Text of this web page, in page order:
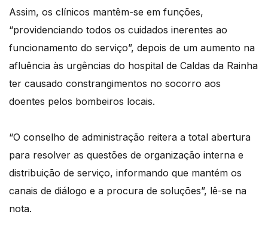
Assim, os clínicos mantêm-se em funções,
“providenciando todos os cuidados inerentes ao
funcionamento do serviço”, depois de um aumento na
afluência às urgências do hospital de Caldas da Rainha
ter causado constrangimentos no socorro aos
doentes pelos bombeiros locais.
“O conselho de administração reitera a total abertura
para resolver as questões de organização interna e
distribuição de serviço, informando que mantém os
canais de diálogo e a procura de soluções”, lê-se na
nota.